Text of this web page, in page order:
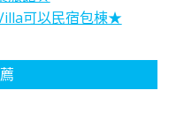
可以民宿包棟★